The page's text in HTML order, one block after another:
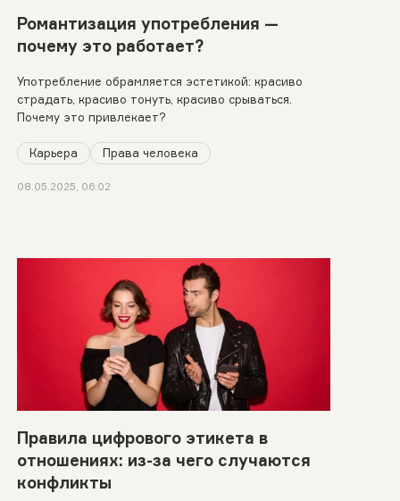
Романтизация употребления —
почему это работает?
Употребление обрамляется эстетикой: красиво
страдать, красиво тонуть, красиво срываться.
Почему это привлекает?
Карьера Права человека
08.05.2025, 06:02
Правила цифрового этикета в
отношениях: из-за чего случаются
конфликты